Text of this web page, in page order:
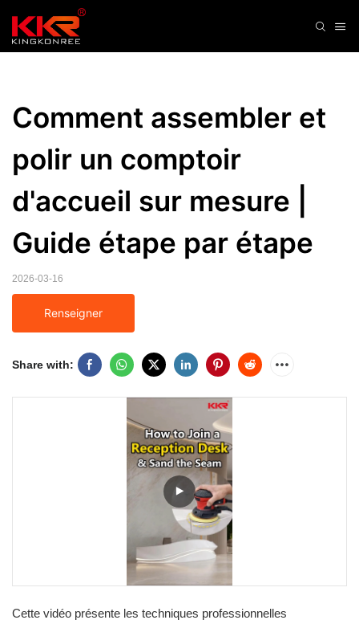
Comment assembler et
polir un comptoir
d'accueil sur mesure |
Guide étape par étape
2026-03-16
Renseigner
Share with:
Cette vidéo présente les techniques professionnelles